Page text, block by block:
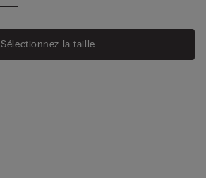
Sélectionnez la taille